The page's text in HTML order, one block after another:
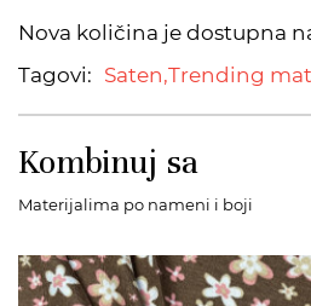
Nova količina je dostupna
Tagovi: Saten,Trending
Kombinuj sa
Materijalima po nameni i boji